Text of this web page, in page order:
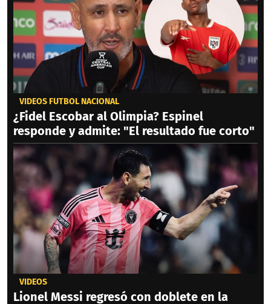
VIDEOS FÚTBOL NACIONAL
¿Fidel Escobar al Olimpia? Espinel
responde y admite: "El resultado fue corto"
VIDEOS
Lionel Messi regresó con doblete en la